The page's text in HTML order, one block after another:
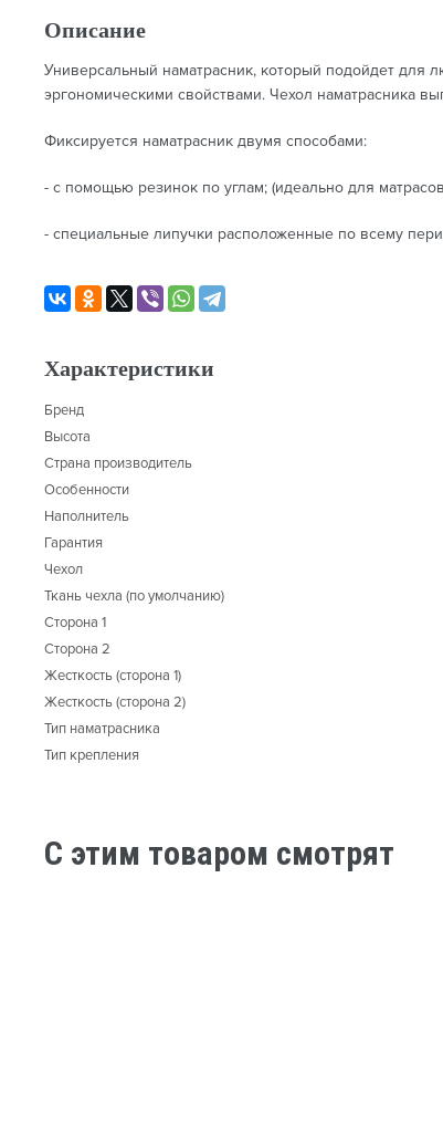
Описание
Универсальный наматрасник, который подойдет для
эргономическими свойствами. Чехол наматрасника
Фиксируется наматрасник двумя способами:
- с помощью резинок по углам; (идеально для
- специальные липучки расположенные по всему
Характеристики
Бренд
Высота
Страна производитель
Особенности
Наполнитель
Гарантия
Чехол
Ткань чехла (по умолчанию)
Сторона 1
Сторона 2
Жесткость (сторона 1)
Жесткость (сторона 2)
Тип наматрасника
Тип крепления
C этим товаром смотрят